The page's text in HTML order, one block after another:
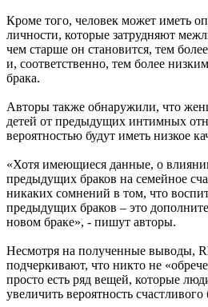
Кроме того, человек может иметь
личности, которые затрудняют
чем старше он становится, тем
и, соответственно, тем более
брака.
Авторы также обнаружили, что
детей от предыдущих интимных
вероятностью будут иметь низкое
«Хотя имеющиеся данные, о
предыдущих браков на семейное
никаких сомнений в том, что
предыдущих браков – это
новом браке», - пишут авторы.
Несмотря на полученные выводы,
подчеркивают, что никто не
просто есть ряд вещей, которые
увеличить вероятность счастливого